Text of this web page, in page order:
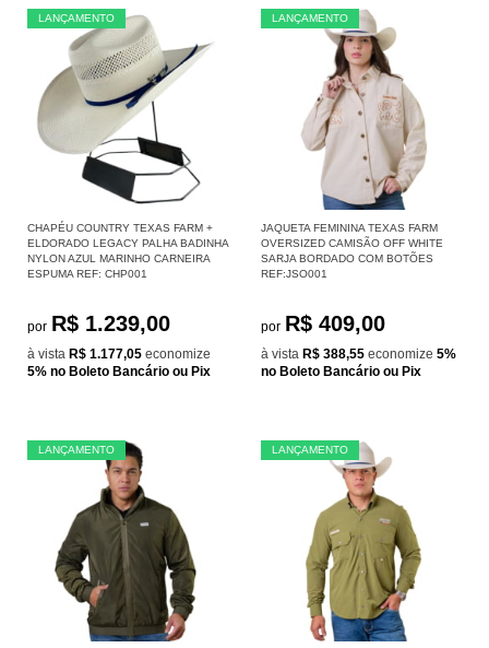
LANÇAMENTO
CHAPÉU COUNTRY TEXAS FARM +
ELDORADO LEGACY PALHA BADINHA
NYLON AZUL MARINHO CARNEIRA
ESPUMA REF: CHP001
por R$ 1.239,00
à vista R$ 1.177,05 economize
5% no Boleto Bancário ou Pix
LANÇAMENTO
JAQUETA FEMININA TEXAS FARM
OVERSIZED CAMISÃO OFF WHITE
SARJA BORDADO COM BOTÕES
REF:JSO001
por R$ 409,00
à vista R$ 388,55 economize 5%
no Boleto Bancário ou Pix
LANÇAMENTO LANÇAMENTO